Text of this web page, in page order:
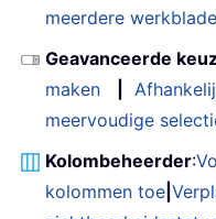
meerdere
Geavanceerde
maken
meervoudige
Kolombeheerder:
kolommen toe